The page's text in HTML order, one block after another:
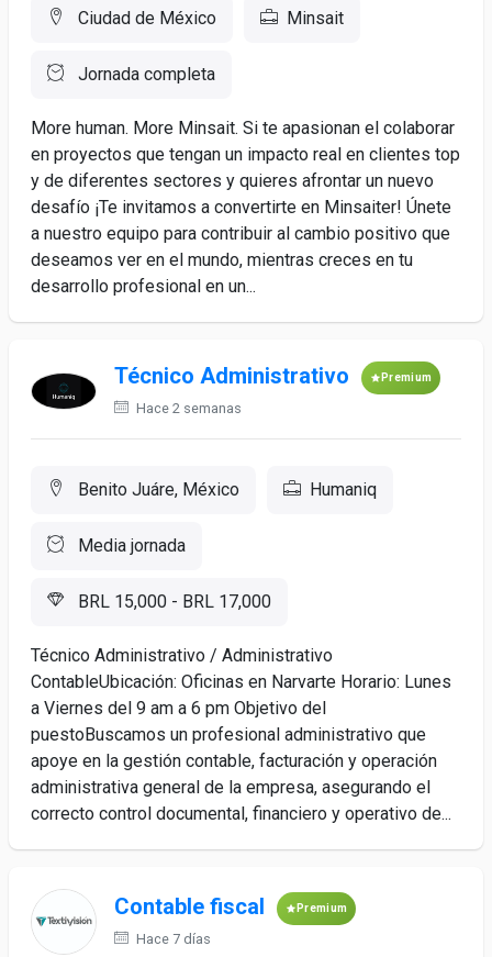
Ciudad de México Minsait
Jornada completa
More human. More Minsait. Si te apasionan el colaborar
en proyectos que tengan un impacto real en clientes top
y de diferentes sectores y quieres afrontar un nuevo
desafío ¡Te invitamos a convertirte en Minsaiter! Únete
a nuestro equipo para contribuir al cambio positivo que
deseamos ver en el mundo, mientras creces en tu
desarrollo profesional en un...
Técnico Administrativo Premium
Hace 2 semanas
Benito Juáre, México Humaniq
Media jornada
BRL 15,000 - BRL 17,000
Técnico Administrativo / Administrativo
ContableUbicación: Oficinas en Narvarte Horario: Lunes
a Viernes del 9 am a 6 pm Objetivo del
puestoBuscamos un profesional administrativo que
apoye en la gestión contable, facturación y operación
administrativa general de la empresa, asegurando el
correcto control documental, financiero y operativo de...
Contable fiscal Premium
Hace 7 días